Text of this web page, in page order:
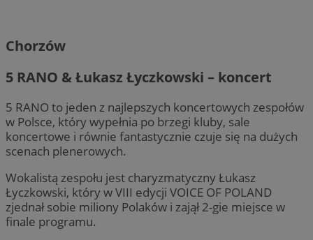
Chorzów
5 RANO & Łukasz Łyczkowski – koncert
5 RANO to jeden z najlepszych koncertowych zespołów
w Polsce, który wypełnia po brzegi kluby, sale
koncertowe i równie fantastycznie czuje się na dużych
scenach plenerowych.
Wokalistą zespołu jest charyzmatyczny Łukasz
Łyczkowski, który w VIII edycji VOICE OF POLAND
zjednał sobie miliony Polaków i zajął 2-gie miejsce w
finale programu.